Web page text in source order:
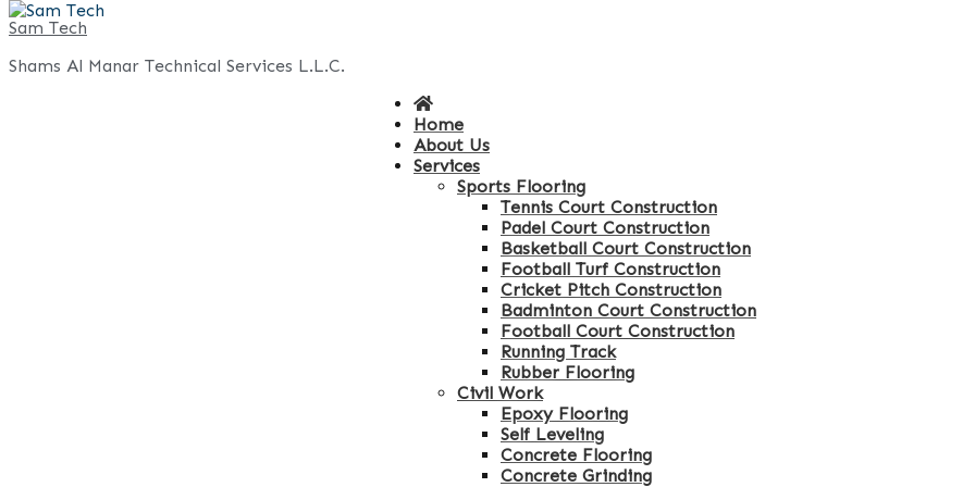
Skip
content
Sam Tech
Shams Al Manar Technical Services L.L.C.
Home
About Us
Services
Sports Flooring
Tennis Court Construction
Padel Court Construction
Basketball Court Construction
Football Turf Construction
Cricket Pitch Construction
Badminton Court Construction
Football Court Construction
Running Track
Rubber Flooring
Civil Work
Epoxy Flooring
Self Leveling
Concrete Flooring
Concrete Grinding